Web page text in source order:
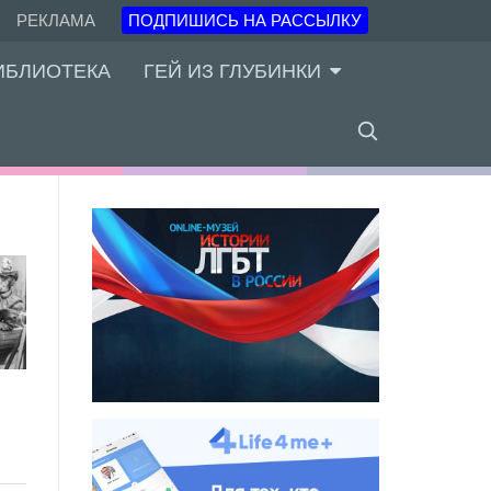
РЕКЛАМА ПОДПИШИСЬ НА РАССЫЛКУ
ГЕЙ ИЗ ГЛУБИНКИ